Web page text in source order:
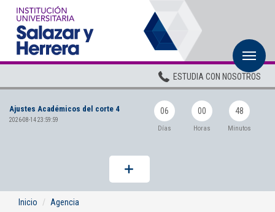
ESTUDIA CON NOSOTROS
Ajustes Académicos del corte 4
2026-08-14 23:59:59
06
Días
00
Horas
48
Minutos
Inicio Agencia
Pregrados
Planta Docente
ADMISIONES